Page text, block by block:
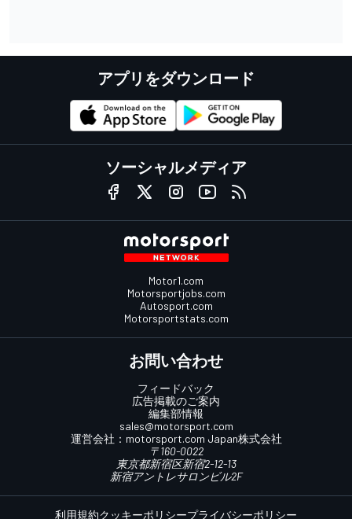
アプリをダウンロード
ソーシャルメディア
Motor1.com
Motorsportjobs.com
Autosport.com
Motorsportstats.com
お問い合わせ
フィードバック
広告掲載のご案内
編集部情報
sales@motorsport.com
運営会社： motorsport.com Japan株式会社
〒160-0022
東京都新宿区新宿2-12-13
新宿アントレサロンビル2F
利用規約クッキーポリシープライバシーポリシー